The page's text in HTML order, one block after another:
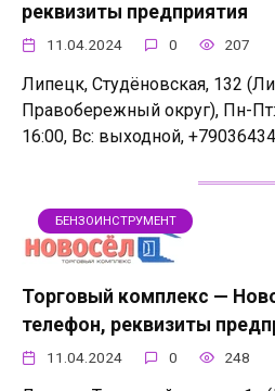
реквизиты предприятия
11.04.2024 0 207
Липецк, Студёновская, 132
Правобережный округ), Пн-
16:00, Вс: выходной,
БЕНЗОИНСТРУМЕНТ
Торговый комплекс —
телефон, реквизиты
11.04.2024 0 248